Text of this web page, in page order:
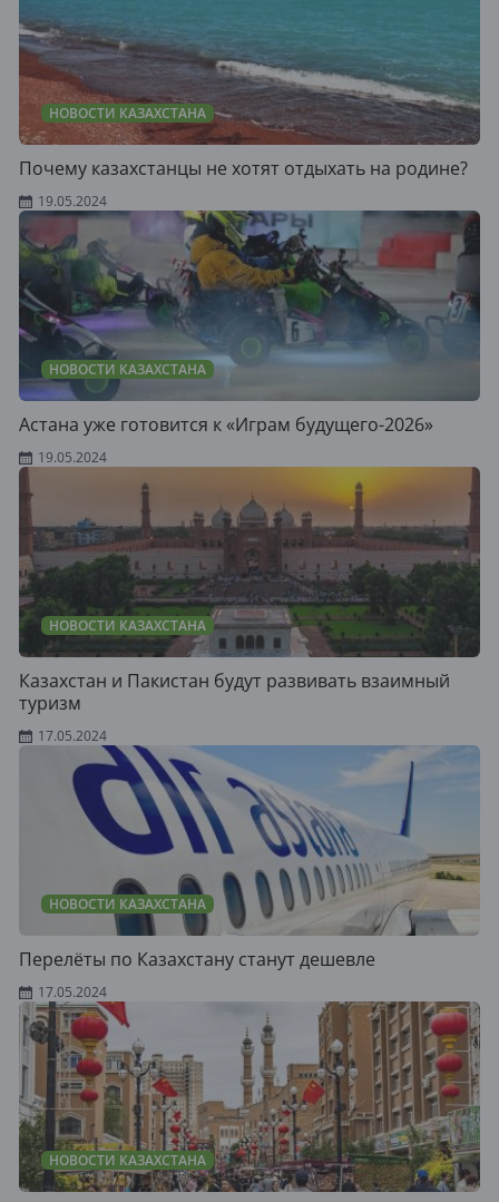
НОВОСТИ КАЗАХСТАНА
Почему казахстанцы не хотят отдыхать на родине?
19.05.2024
НОВОСТИ КАЗАХСТАНА
Астана уже готовится к «Играм будущего-2026»
19.05.2024
НОВОСТИ КАЗАХСТАНА
Казахстан и Пакистан будут развивать взаимный
туризм
17.05.2024
НОВОСТИ КАЗАХСТАНА
Перелёты по Казахстану станут дешевле
17.05.2024
НОВОСТИ КАЗАХСТАНА